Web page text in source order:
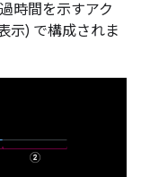
時間を示すアク
示) で構成されま